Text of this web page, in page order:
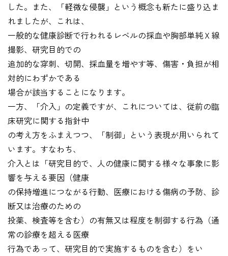
した。また、「軽微な侵襲」という概念も新たに盛り込ま
れましたが、これは、
一般的な健康診断で行われるレベルの採血や胸部単純Ｘ線
撮影、研究目的での
追加的な穿刺、切開、採血量を増やす等、傷害・負担が相
対的にわずかである
場合が該当することになります。
一方、「介入」の定義ですが、これについては、従前の臨
床研究に関する指針中
の考え方をふまえつつ、「制御」という表現が用いられて
います。すなわち、
介入とは「研究目的で、人の健康に関する様々な事象に影
響を与える要因（健康
の保持増進につながる行動、医療における傷病の予防、診
断又は治療のための
投薬、検査等を含む）の有無又は程度を制御する行為（通
常の診療を超える医療
行為であって、研究目的で実施するものを含む）をい